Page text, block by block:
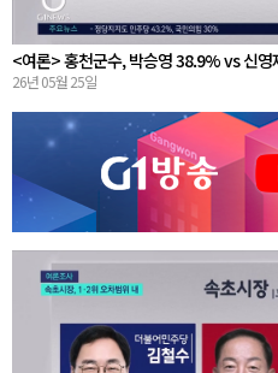
<여론> 홍천군수, 박승영 38.9% vs 신
26년 05월 25일